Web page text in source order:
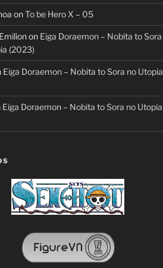
onTo be Hero X – 05
on Eiga Doraemon – Nobita to Sora
(2023)
Eiga Doraemon – Nobita to Sora no Utopia
Eiga Doraemon – Nobita to Sora no Utopia